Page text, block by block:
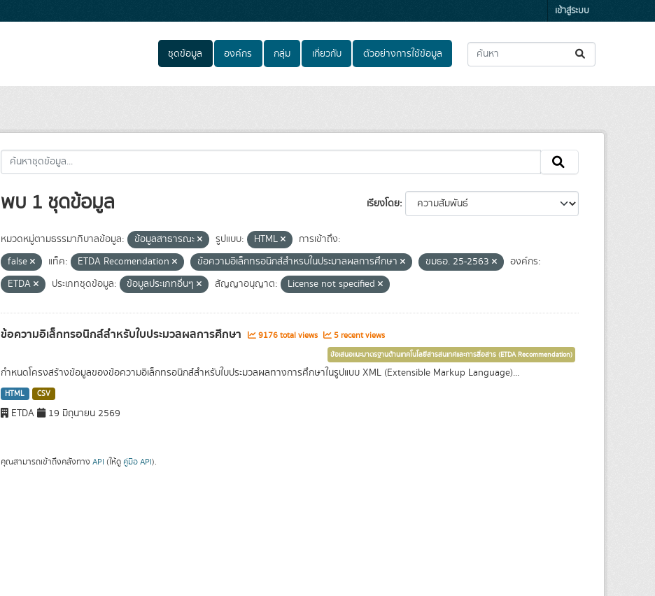
เข้าสู่ระบบ
ชุดข้อมูล องค์กร กลุ่ม เกี่ยวกับ ตัวอย่างการใช้ข้อมูล
เรียงโดย
พบ 1 ชุดข้อมูล
หมวดหมู่ตามธรรมาภิบาลข้อมูล: ข้อมูลสาธารณะ รูปแบบ: HTML
การเข้าถึง:
false
แท็ค: ETDA Recomendation ข้อความอิเล็กทรอนิกส์สำหรบในประมาลผลการศึกษา ขมธอ. 25-2563
องค์กร:
ETDA
ประเภทชุดข้อมูล: ข้อมูลประเภทอื่นๆ สัญญาอนุญาต: License not specified
ข้อความอิเล็กทรอนิกส์สำหรับใบประมวลผลการศึกษา 9176 total views 5 recent views
ข้อเสนอแนะมาตรฐานด้านเทคโนโลยีสารสนเทศและการสื่อสาร (ETDA Recommendation)
กำหนดโครงสร้างข้อมูลของข้อความอิเล็กทรอนิกส์สำหรับใบประมวลผลทางการศึกษาในรูปแบบ XML (Extensible Markup Language)...
HTML CSV
ETDA 19 มิถุนายน 2569
คุณสามารถเข้าถึงคลังทาง API (ให้ดู คู่มือ API).